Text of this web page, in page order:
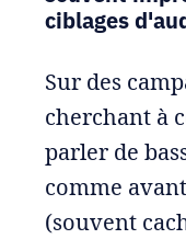
ciblages
Sur des
cherchant à
parler de
comme
(souvent